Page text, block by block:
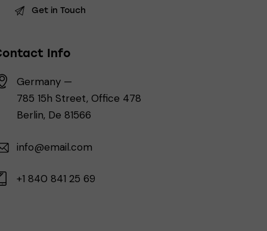
Info
Germany —
785 15h Street, Office 478
Berlin, De 81566
info@email.com
+1 840 841 25 69